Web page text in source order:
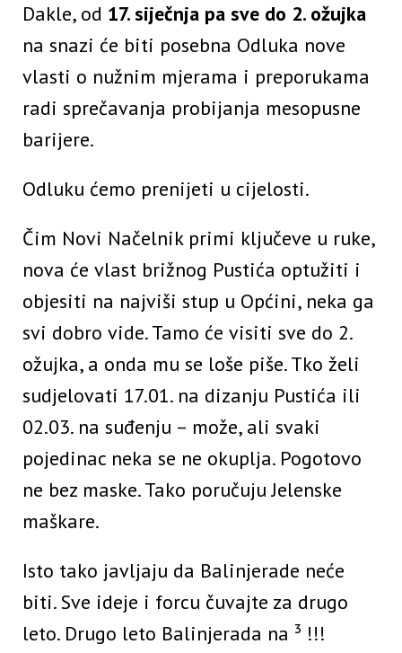
Dakle, od 17. siječnja pa sve do 2. ožujka
na snazi će biti posebna Odluka nove
vlasti o nužnim mjerama i preporukama
radi sprečavanja probijanja mesopusne
barijere.
Odluku ćemo prenijeti u cijelosti.
Čim Novi Načelnik primi ključeve u ruke,
nova će vlast brižnog Pustića optužiti i
objesiti na najviši stup u Općini, neka ga
svi dobro vide. Tamo će visiti sve do 2.
ožujka, a onda mu se loše piše. Tko želi
sudjelovati 17.01. na dizanju Pustića ili
02.03. na suđenju – može, ali svaki
pojedinac neka se ne okuplja. Pogotovo
ne bez maske. Tako poručuju Jelenske
maškare.
Isto tako javljaju da Balinjerade neće
biti. Sve ideje i forcu čuvajte za drugo
leto. Drugo leto Balinjerada na ³ !!!